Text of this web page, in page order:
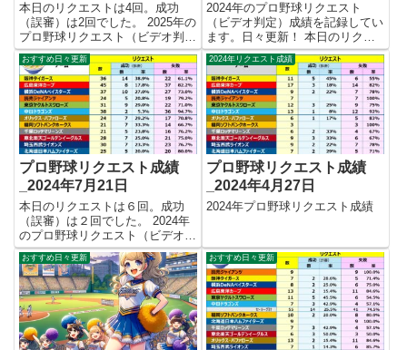
本日のリクエストは4回。成功
（誤審）は2回でした。 2025年の
プロ野球リクエスト（ビデオ判
定）成績を記録集計しています。
今シーズンのリクエスト成功率は
これで17.9%。リクエスト数28
回、成功5回、失敗23回となりま
した。 【リクエスト結...
2024年のプロ野球リクエスト
（ビデオ判定）成績を記録してい
ます。日々更新！ 本日のリクエ
ストは５回。成功（誤審）は０回
でした。 【リクエスト結果_集計
表】 ※5/19 横浜DeNA大和選手
のリクエストが漏れていたので修
正しております。 成...
おすすめ日々更新
プロ野球リクエスト成績
_2024年7月21日
本日のリクエストは６回。成功
（誤審）は２回でした。 2024年
のプロ野球リクエスト（ビデオ判
定）成績を記録集計しています。
今シーズンのリクエスト成功率は
これで23.9%。リクエスト数360
回、成功86回、失敗274回となり
ました。 【リク...
2024年リクエスト成績
プロ野球リクエスト成績
_2024年4月27日
2024年プロ野球リクエスト成績
おすすめ日々更新 おすすめ日々更新